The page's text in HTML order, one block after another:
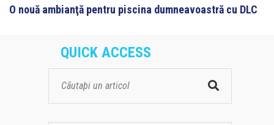
O nouă ambianţă pentru piscina dumneavoastră cu DLC
QUICK ACCESS